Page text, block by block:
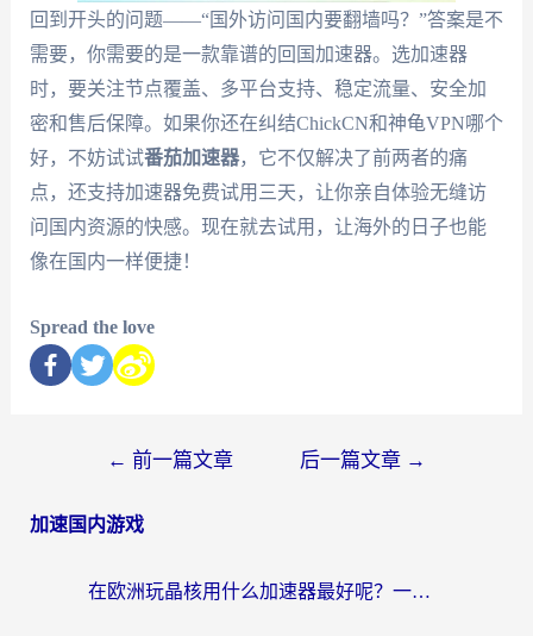
回到开头的问题——“国外访问国内要翻墙吗？”答案是不
需要，你需要的是一款靠谱的回国加速器。选加速器
时，要关注节点覆盖、多平台支持、稳定流量、安全加
密和售后保障。如果你还在纠结ChickCN和神龟VPN哪个
好，不妨试试番茄加速器，它不仅解决了前两者的痛
点，还支持加速器免费试用三天，让你亲自体验无缝访
问国内资源的快感。现在就去试用，让海外的日子也能
像在国内一样便捷！
Spread the love
← 前一篇文章 后一篇文章 →
加速国内游戏
在欧洲玩晶核用什么加速器最好呢？一个老玩家的真心话